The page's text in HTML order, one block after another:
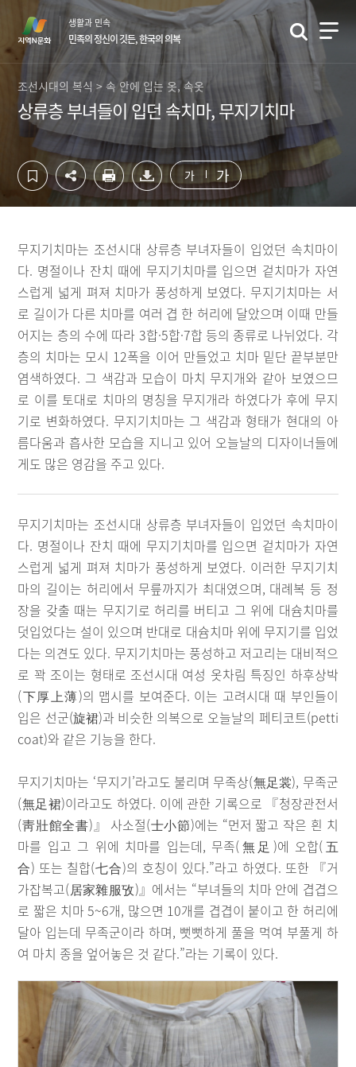
츠
영
영
역
생활과 민속
민족의 정신이 깃든, 한국의 의복
조선시대의 복식 > 속 안에 입는 옷, 속옷
상류층 부녀들이 입던 속치마, 무지기치마
가 가
무지기치마는 조선시대 상류층 부녀자들이 입었던 속치마이
다. 명절이나 잔치 때에 무지기치마를 입으면 겉치마가 자연
스럽게 넓게 펴져 치마가 풍성하게 보였다. 무지기치마는 서
로 길이가 다른 치마를 여러 겹 한 허리에 달았으며 이때 만들
어지는 층의 수에 따라 3합·5합·7합 등의 종류로 나뉘었다. 각
층의 치마는 모시 12폭을 이어 만들었고 치마 밑단 끝부분만
염색하였다. 그 색감과 모습이 마치 무지개와 같아 보였으므
로 이를 토대로 치마의 명칭을 무지개라 하였다가 후에 무지
기로 변화하였다. 무지기치마는 그 색감과 형태가 현대의 아
름다움과 흡사한 모습을 지니고 있어 오늘날의 디자이너들에
게도 많은 영감을 주고 있다.
무지기치마는 조선시대 상류층 부녀자들이 입었던 속치마이
다. 명절이나 잔치 때에 무지기치마를 입으면 겉치마가 자연
스럽게 넓게 펴져 치마가 풍성하게 보였다. 이러한 무지기치
마의 길이는 허리에서 무릎까지가 최대였으며, 대례복 등 정
장을 갖출 때는 무지기로 허리를 버티고 그 위에 대슘치마를
덧입었다는 설이 있으며 반대로 대슘치마 위에 무지기를 입었
다는 의견도 있다. 무지기치마는 풍성하고 저고리는 대비적으
로 꽉 조이는 형태로 조선시대 여성 옷차림 특징인 하후상박
(下厚上薄)의 맵시를 보여준다. 이는 고려시대 때 부인들이
입은 선군(旋裙)과 비슷한 의복으로 오늘날의 페티코트(petti
coat)와 같은 기능을 한다.
무지기치마는 ‘무지기’라고도 불리며 무족상(無足裳), 무족군
(無足裙)이라고도 하였다. 이에 관한 기록으로 『청장관전서
(靑壯館全書)』 사소절(士小節)에는 “먼저 짧고 작은 흰 치
마를 입고 그 위에 치마를 입는데, 무족(無足)에 오합(五
合) 또는 칠합(七合)의 호칭이 있다.”라고 하였다. 또한 『거
가잡복고(居家雜服攷)』에서는 “부녀들의 치마 안에 겹겹으
로 짧은 치마 5~6개, 많으면 10개를 겹겹이 붙이고 한 허리에
달아 입는데 무족군이라 하며, 뻣뻣하게 풀을 먹여 부풀게 하
여 마치 종을 엎어놓은 것 같다.”라는 기록이 있다.